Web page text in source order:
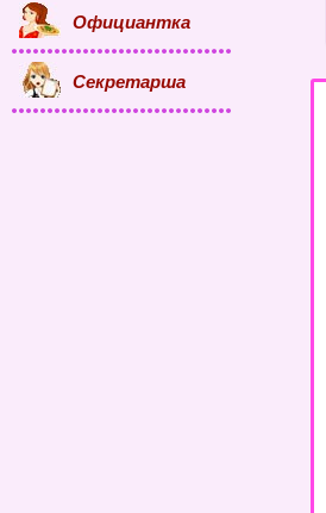
Официантка
Секретарша